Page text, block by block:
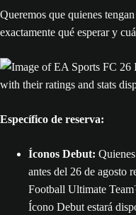
Queremos que quienes
exactamente qué esperar y
Específico de reserva:
Íconos Debut:
antes del 26 de agosto
Football Ultimate
Ícono Debut estará